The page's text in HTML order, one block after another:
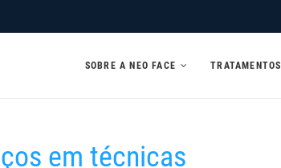
SOBRE A NEO FACE TRATAMENTOS
em técnicas